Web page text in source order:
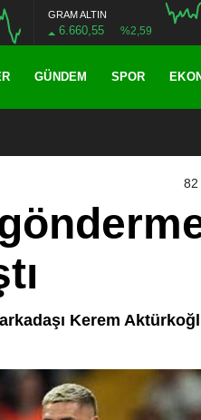
GRAM ALTIN
6.660,55 %2,59
GÜNDEM SPOR
82
Kerem